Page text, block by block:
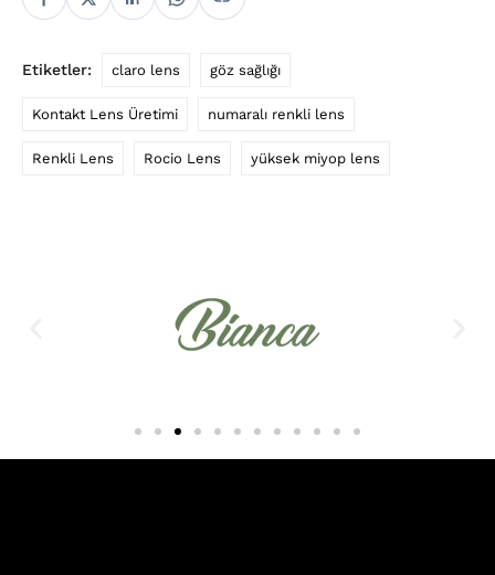
Etiketler: claro lens göz sağlığı
Kontakt Lens Üretimi numaralı renkli lens
Renkli Lens Rocio Lens yüksek miyop lens